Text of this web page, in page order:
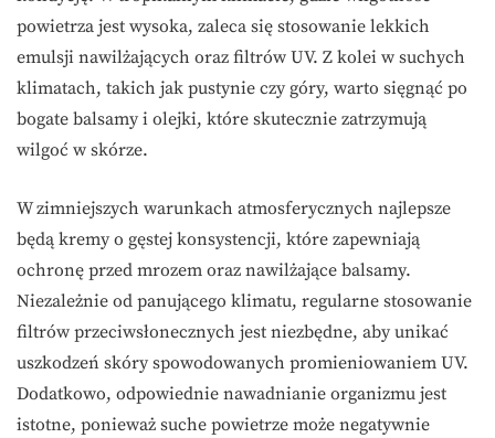
powietrza jest wysoka, zaleca się stosowanie lekkich
emulsji nawilżających oraz filtrów UV. Z kolei w suchych
klimatach, takich jak pustynie czy góry, warto sięgnąć po
bogate balsamy i olejki, które skutecznie zatrzymują
wilgoć w skórze.
W zimniejszych warunkach atmosferycznych najlepsze
będą kremy o gęstej konsystencji, które zapewniają
ochronę przed mrozem oraz nawilżające balsamy.
Niezależnie od panującego klimatu, regularne stosowanie
filtrów przeciwsłonecznych jest niezbędne, aby unikać
uszkodzeń skóry spowodowanych promieniowaniem UV.
Dodatkowo, odpowiednie nawadnianie organizmu jest
istotne, ponieważ suche powietrze może negatywnie